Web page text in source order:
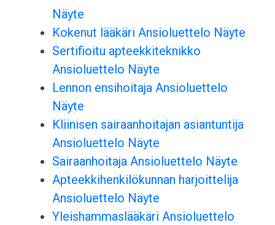
Näyte
Kokenut lääkäri Ansioluettelo Näyte
Sertifioitu apteekkiteknikko
Ansioluettelo Näyte
Lennon ensihoitaja Ansioluettelo
Näyte
Kliinisen sairaanhoitajan asiantuntija
Ansioluettelo Näyte
Sairaanhoitaja Ansioluettelo Näyte
Apteekkihenkilökunnan harjoittelija
Ansioluettelo Näyte
Yleishammaslääkäri Ansioluettelo